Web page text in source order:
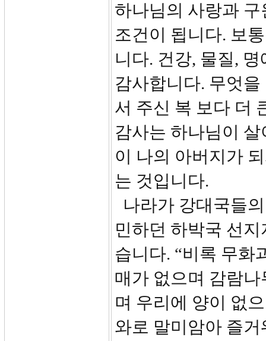
하나님의 사랑과
조건이 됩니다. 보
니다. 건강, 물질,
감사합니다. 무엇
서 주신 복 보다 더
감사는 하나님이
이 나의 아버지가
는 것입니다.
나라가 강대국들
민하던 하박국 선
습니다. “비록 무화
매가 없으며 감람
며 우리에 양이 없
와로 말미암아 즐